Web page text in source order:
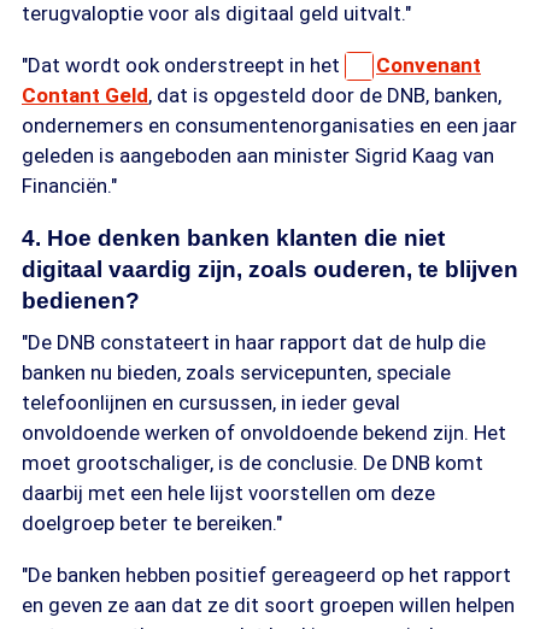
terugvaloptie voor als digitaal geld uitvalt."
"Dat wordt ook onderstreept in het
Convenant
Contant Geld, dat is opgesteld door de DNB, banken,
ondernemers en consumentenorganisaties en een jaar
geleden is aangeboden aan minister Sigrid Kaag van
Financiën."
4. Hoe denken banken klanten die niet
digitaal vaardig zijn, zoals ouderen, te blijven
bedienen?
"De DNB constateert in haar rapport dat de hulp die
banken nu bieden, zoals servicepunten, speciale
telefoonlijnen en cursussen, in ieder geval
onvoldoende werken of onvoldoende bekend zijn. Het
moet grootschaliger, is de conclusie. De DNB komt
daarbij met een hele lijst voorstellen om deze
doelgroep beter te bereiken."
"De banken hebben positief gereageerd op het rapport
en geven ze aan dat ze dit soort groepen willen helpen